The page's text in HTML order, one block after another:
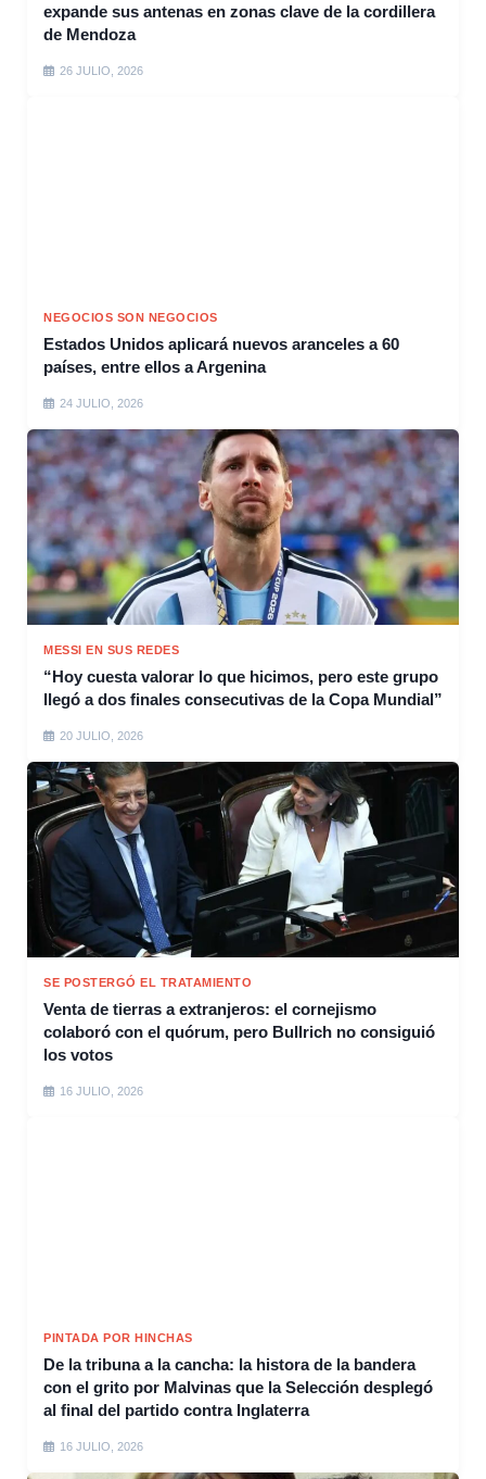
expande sus antenas en zonas clave de la cordillera
de Mendoza
26 JULIO, 2026
NEGOCIOS SON NEGOCIOS
Estados Unidos aplicará nuevos aranceles a 60
países, entre ellos a Argenina
24 JULIO, 2026
MESSI EN SUS REDES
“Hoy cuesta valorar lo que hicimos, pero este grupo
llegó a dos finales consecutivas de la Copa Mundial”
20 JULIO, 2026
SE POSTERGÓ EL TRATAMIENTO
Venta de tierras a extranjeros: el cornejismo
colaboró con el quórum, pero Bullrich no consiguió
los votos
16 JULIO, 2026
PINTADA POR HINCHAS
De la tribuna a la cancha: la histora de la bandera
con el grito por Malvinas que la Selección desplegó
al final del partido contra Inglaterra
16 JULIO, 2026